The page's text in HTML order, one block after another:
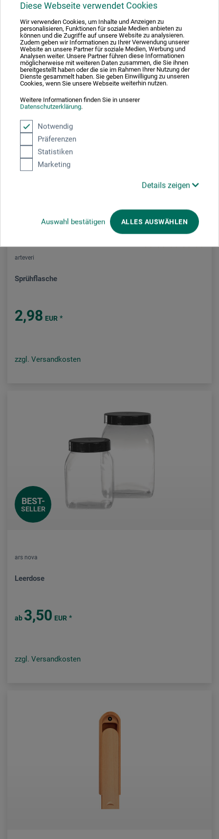
Diese Webseite verwendet Cookies
Wir verwenden Cookies, um Inhalte und Anzeigen zu
personalisieren, Funktionen für soziale Medien anbieten zu
können und die Zugriffe auf unsere Website zu analysieren.
Zudem geben wir Informationen zu Ihrer Verwendung unserer
Website an unsere Partner für soziale Medien, Werbung und
Analysen weiter. Unsere Partner führen diese Informationen
möglicherweise mit weiteren Daten zusammen, die Sie ihnen
bereitgestellt haben oder die sie im Rahmen Ihrer Nutzung der
Dienste gesammelt haben. Sie geben Einwilligung zu unseren
Cookies, wenn Sie unsere Webseite weiterhin nutzen.
Weitere Informationen finden Sie in unserer
Datenschutzerklärung.
Notwendig
Präferenzen
Statistiken
Marketing
Details zeigen
Auswahl bestätigen ALLES AUSWÄHLEN
ab175,00 EUR *
zzgl. Versandkosten
arteveri
Sprühflasche
2,98 EUR *
zzgl. Versandkosten
BEST-
SELLER
ars nova
Leerdose
ab 3,50 EUR *
zzgl. Versandkosten